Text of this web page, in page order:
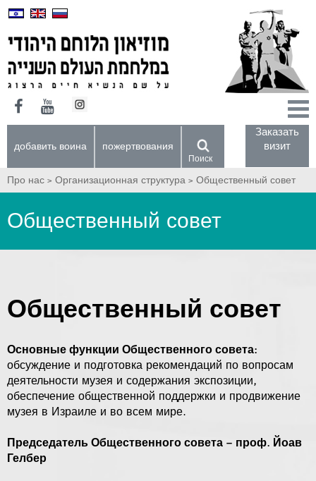
Заказать
визит
Поиск
добавить воина пожертвования
Про нас > Организационная структура > Общественный совет
Общественный совет
Общественный совет
Основные функции Общественного совета:
обсуждение и подготовка рекомендаций по вопросам
деятельности музея и содержания экспозиции,
обеспечение общественной поддержки и продвижение
музея в Израиле и во всем мире.
Председатель Общественного совета – проф. Йоав
Гелбер